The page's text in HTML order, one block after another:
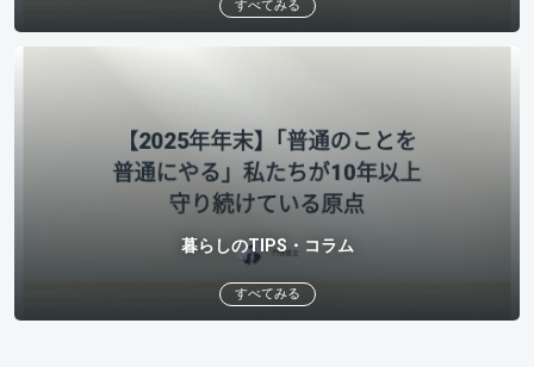
すべてみる
暮らしのTIPS・コラム
すべてみる